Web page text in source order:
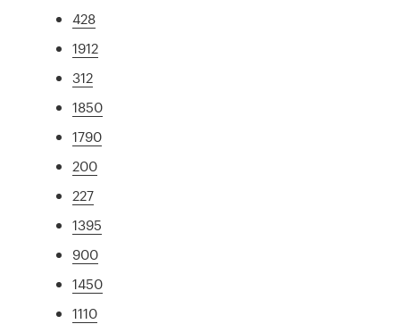
428
1912
312
1850
1790
200
227
1395
900
1450
1110